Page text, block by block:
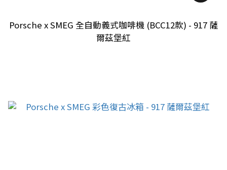
Porsche x SMEG 全自動義式咖啡機 (BCC12款) - 917 薩
爾茲堡紅